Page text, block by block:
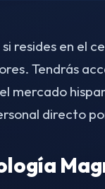
resides en el
Tendrás
mercado
directo